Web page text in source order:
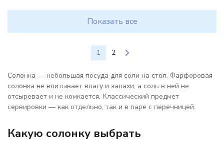
Показать все
1 2
Солонка — небольшая посуда для соли на стол. Фарфоровая
солонка не впитывает влагу и запахи, а соль в ней не
отсыревает и не комкается. Классический предмет
сервировки — как отдельно, так и в паре с перечницей.
Какую солонку выбрать